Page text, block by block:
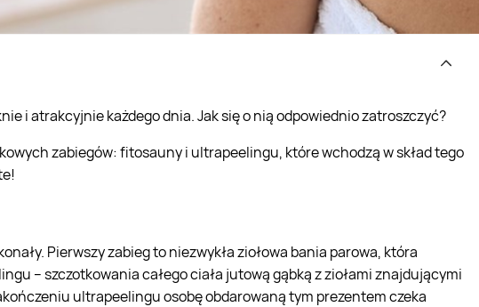
i atrakcyjnie każdego dnia. Jak się o nią odpowiednio zatroszczyć?
zabiegów: fitosauny i ultrapeelingu, które wchodzą w skład tego
Pierwszy zabieg to niezwykła ziołowa bania parowa, która
– szczotkowania całego ciała jutową gąbką z ziołami znajdującymi
ultrapeelingu osobę obdarowaną tym prezentem czeka